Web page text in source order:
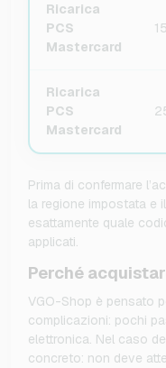
Ricarica
PCS
Mastercard
Ricarica
PCS
Mastercard
Prima di confermare
la regione impostata e
esattamente quale
applicati.
Perché
VGO-Shop è pensato
complicazioni: pochi
elettronica. Nel caso
concreto: non deve